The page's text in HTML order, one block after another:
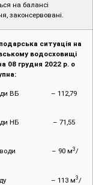
на балансі
законсервовані.
ситуація на
водосховищі
08 грудня 2022 р. о
води ВБ – 112,79
води НБ – 71,55
води – 90 м3/
– 113 м3/